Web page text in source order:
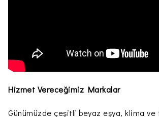
Hizmet Vereceğimiz Markalar
Günümüzde çeşitli beyaz eşya, klima ve